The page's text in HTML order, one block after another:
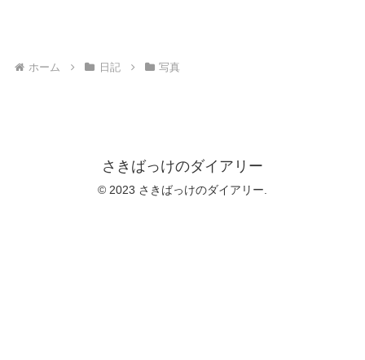
ホーム 日記 写真
さきばっけのダイアリー
© 2023 さきばっけのダイアリー.